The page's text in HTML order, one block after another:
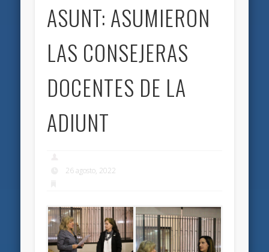
ASUNT: ASUMIERON
LAS CONSEJERAS
DOCENTES DE LA
ADIUNT
26 agosto, 2022